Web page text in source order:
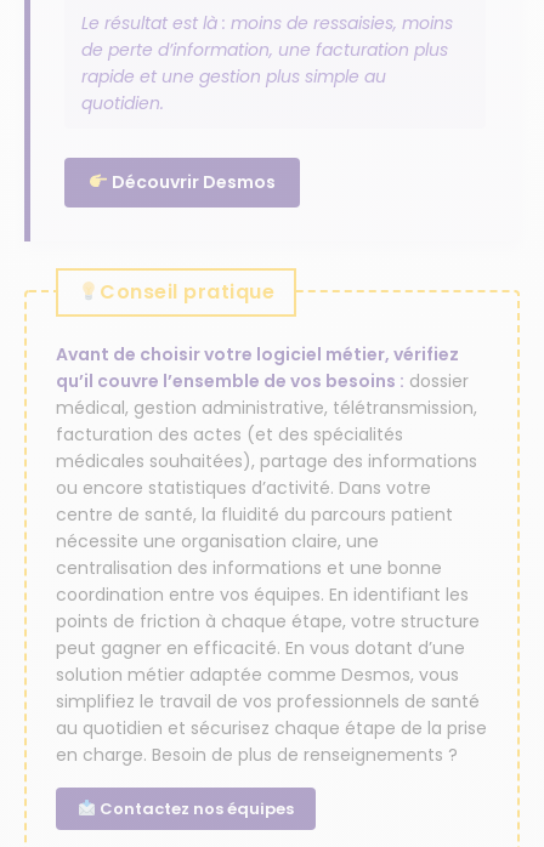
Le résultat est là : moins de ressaisies, moins
de perte d’information, une facturation plus
rapide et une gestion plus simple au
quotidien.
Découvrir Desmos
Conseil pratique
Avant de choisir votre logiciel métier, vérifiez
qu’il couvre l’ensemble de vos besoins : dossier
médical, gestion administrative, télétransmission,
facturation des actes (et des spécialités
médicales souhaitées), partage des informations
ou encore statistiques d’activité. Dans votre
centre de santé, la fluidité du parcours patient
nécessite une organisation claire, une
centralisation des informations et une bonne
coordination entre vos équipes. En identifiant les
points de friction à chaque étape, votre structure
peut gagner en efficacité. En vous dotant d’une
solution métier adaptée comme Desmos, vous
simplifiez le travail de vos professionnels de santé
au quotidien et sécurisez chaque étape de la prise
en charge. Besoin de plus de renseignements ?
Contactez nos équipes